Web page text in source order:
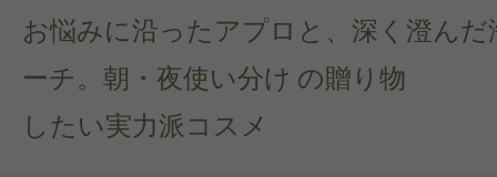
お悩みに沿ったアプロ
ーチ。朝・夜使い分け
したい実力派コスメ
と、深く澄んだ
の贈り物